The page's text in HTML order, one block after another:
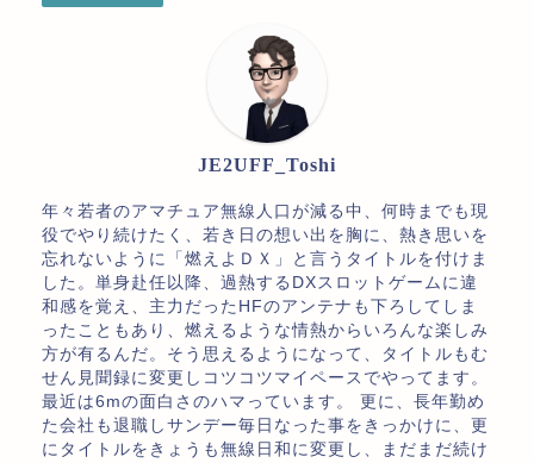
JE2UFF_Toshi
年々若者のアマチュア無線人口が減る中、何時までも現
役でやり続けたく、若き日の想い出を胸に、熱き思いを
忘れないように「燃えよＤＸ」と言うタイトルを付けま
した。単身赴任以降、過熱するDXスロットゲームに違
和感を覚え、主力だったHFのアンテナも下ろしてしま
ったこともあり、燃えるような情熱からいろんな楽しみ
方が有るんだ。そう思えるようになって、タイトルもむ
せん見聞録に変更しコツコツマイペースでやってます。
最近は6mの面白さのハマっています。 更に、長年勤め
た会社も退職しサンデー毎日なった事をきっかけに、更
にタイトルをきょうも無線日和に変更し、まだまだ続け